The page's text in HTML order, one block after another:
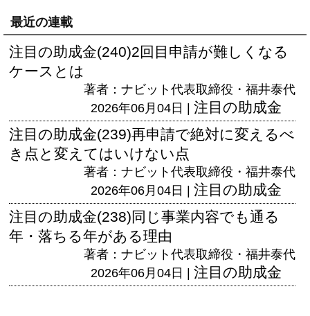
最近の連載
注目の助成金(240)2回目申請が難しくなる
ケースとは
著者：ナビット代表取締役・福井泰代
2026年06月04日 | 注目の助成金
注目の助成金(239)再申請で絶対に変えるべ
き点と変えてはいけない点
著者：ナビット代表取締役・福井泰代
2026年06月04日 | 注目の助成金
注目の助成金(238)同じ事業内容でも通る
年・落ちる年がある理由
著者：ナビット代表取締役・福井泰代
2026年06月04日 | 注目の助成金